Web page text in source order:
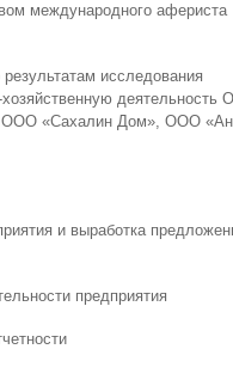
международного
исследования
деятельность
«Сахалин Дом», ООО
и выработка
предприятия